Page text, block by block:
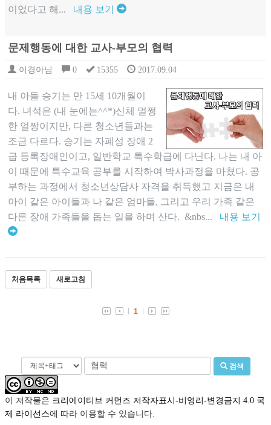
이었다고 해... 내용 보기
문제행동에 대한 교사-부모의 협력
이경아님 0 15355 2017.09.04
내 아들 승기는 만 15세 10개월이
다. 녀석은 (내 눈에는^^*)신체 멀쩡
한 얼짱이지만, 다른 청소년들과는
조금 다르다. 승기는 자폐성 장애 2
급 등록장애인이고, 일반학교 특수학급에 다닌다. 나는 내 아
이 때문에 특수교육 공부를 시작하여 박사과정을 마쳤다. 공
부하는 과정에서 청소년상담사 자격을 취득했고 지금은 내
아이 같은 아이들과 나 같은 엄마들, 그리고 우리 가족 같은
다른 장애 가족들을 돕는 일을 하며 산다. &nbs... 내용 보기
처음목록 새로고침
1
검색
이 저작물은 크리에이티브 커먼즈 저작자표시-비영리-변경금지 4.0 국
제 라이선스에 따라 이용할 수 있습니다.